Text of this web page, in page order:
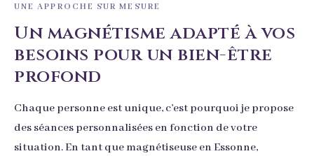
UNE APPROCHE SUR MESURE
Un magnétisme adapté à vos
besoins pour un bien-être
profond
Chaque personne est unique, c’est pourquoi je propose
des séances personnalisées en fonction de votre
situation. En tant que magnétiseuse en Essonne,